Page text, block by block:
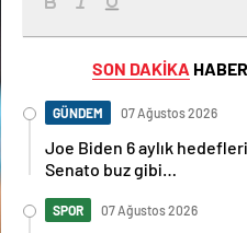
SON DAKİKA
GÜNDEM 07 Ağustos 2026
Joe Biden 6 aylık
Senato buz gibi…
SPOR 07 Ağustos 2026